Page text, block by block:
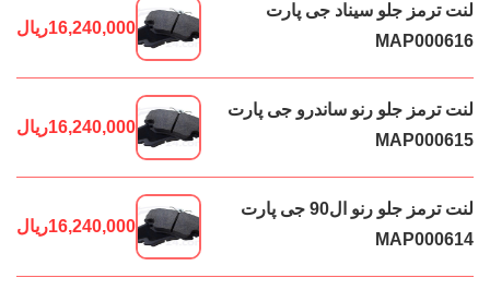
لنت ترمز جلو سیناد جی پارت
MAP000616
16,240,000ریال
لنت ترمز جلو رنو ساندرو جی پارت
MAP000615
16,240,000ریال
لنت ترمز جلو رنو ال90 جی پارت
MAP000614
16,240,000ریال